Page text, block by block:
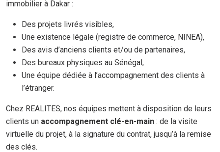
immobilier à Dakar :
Des projets livrés visibles,
Une existence légale (registre de commerce, NINEA),
Des avis d’anciens clients et/ou de partenaires,
Des bureaux physiques au Sénégal,
Une équipe dédiée à l’accompagnement des clients à
l’étranger.
Chez REALITES, nos équipes mettent à disposition de leurs
clients un accompagnement clé-en-main : de la visite
virtuelle du projet, à la signature du contrat, jusqu’à la remise
des clés.